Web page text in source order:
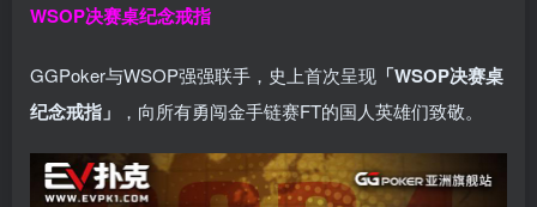
WSOP决赛桌纪念戒指
GGPoker与WSOP强强联手，史上首次呈现 「WSOP决赛桌
纪念戒指」
，向所有勇闯金手链赛FT的国人英雄们致敬。